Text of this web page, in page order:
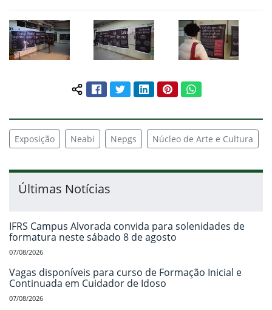
Compartilhar conteúdo:
FacebookTwitterLinkedInPinterestWhatsApp
Exposição Neabi Nepgs Núcleo de Arte e Cultura
Últimas Notícias
IFRS Campus Alvorada convida para solenidades de
formatura neste sábado 8 de agosto
07/08/2026
Vagas disponíveis para curso de Formação Inicial e
Continuada em Cuidador de Idoso
07/08/2026